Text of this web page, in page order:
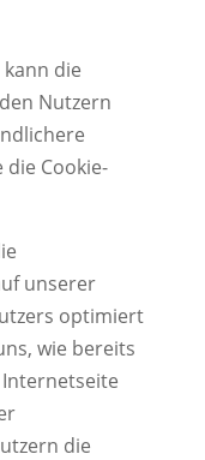
die
Nutzern
Cookie-
unserer
optimiert
wie bereits
die